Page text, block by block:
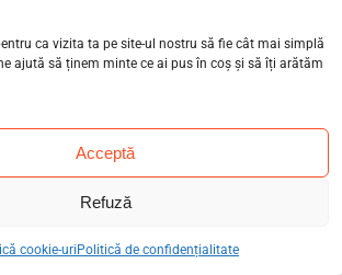
ca vizita ta pe site-ul nostru să fie cât mai simplă
ajută să ținem minte ce ai pus în coș și să îți arătăm
Acceptă
Refuză
cookie-uri Politică de confidențialitate
G2
școlar
/ centură
Cybex Solution T i-
(6-12 ani)
15–36 kg
i-Size